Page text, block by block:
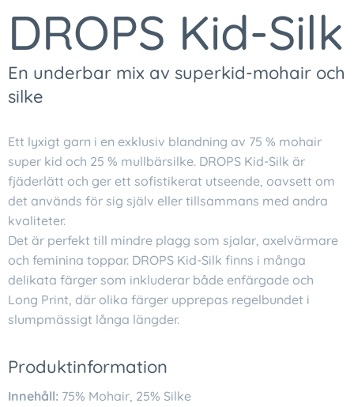
DROPS Kid-Silk
En underbar mix av superkid-mohair och
silke
Ett lyxigt garn i en exklusiv blandning av 75 % mohair
super kid och 25 % mullbärsilke. DROPS Kid-Silk är
fjäderlätt och ger ett sofistikerat utseende, oavsett om
det används för sig själv eller tillsammans med andra
kvaliteter.
Det är perfekt till mindre plagg som sjalar, axelvärmare
och feminina toppar. DROPS Kid-Silk finns i många
delikata färger som inkluderar både enfärgade och
Long Print, där olika färger upprepas regelbundet i
slumpmässigt långa längder.
Produktinformation
Innehåll: 75% Mohair, 25% Silke